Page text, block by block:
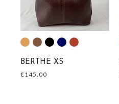
BERTHE XS
€145.00